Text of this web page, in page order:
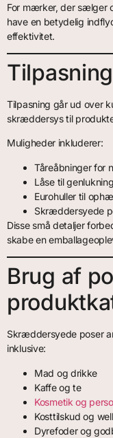
For mærker, der sælger
have en betydelig
effektivitet.
Tilpasning går ud over
skræddersys til
Muligheder inkluderer:
Tåreåbninger for
Låse til genlukning
Eurohuller til
Skræddersyede
Disse små detaljer
skabe en
Brug af
Skræddersyede poser
inklusive:
Mad og drikke
Kaffe og te
Kosmetik og
Kosttilskud og
Dyrefoder og